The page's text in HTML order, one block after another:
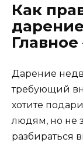
Как
Дарение
требующий
хотите
людям, но не
разбираться